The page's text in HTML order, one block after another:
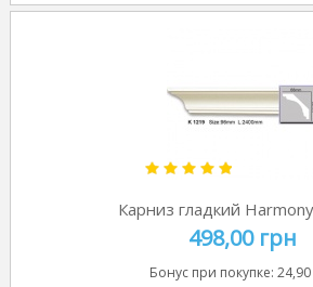
Карниз гладкий
498,00 грн
Бонус при покупке: